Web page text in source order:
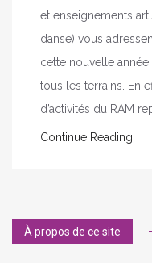
et enseignements
danse) vous
cette nouvelle
tous les terrains. En
d’activités du RAM
Continue Reading
À propos de ce site